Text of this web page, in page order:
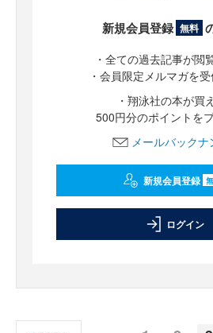
新規会員登録 無料
・全ての過去記事が閲
・会員限定メルマガを
・翔泳社の本が買
500円分のポイントを
メールバックナ
新規会員登録
ログイン